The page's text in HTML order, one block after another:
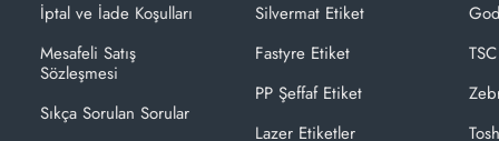
İptal ve İade Koşulları
Mesafeli Satış
Sözleşmesi
Sıkça Sorulan Sorular
Silvermat Etiket
Fastyre Etiket
PP Şeffaf Etiket
Lazer Etiketler